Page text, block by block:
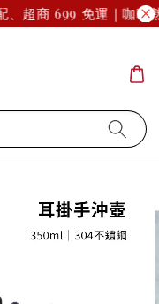
、超商 699 免運｜咖啡